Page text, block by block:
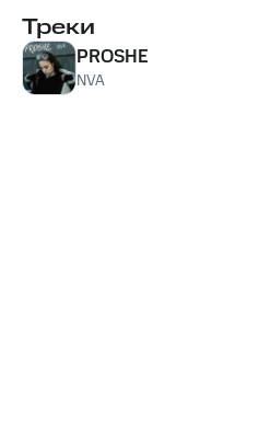
Треки
PROSHE
NVA